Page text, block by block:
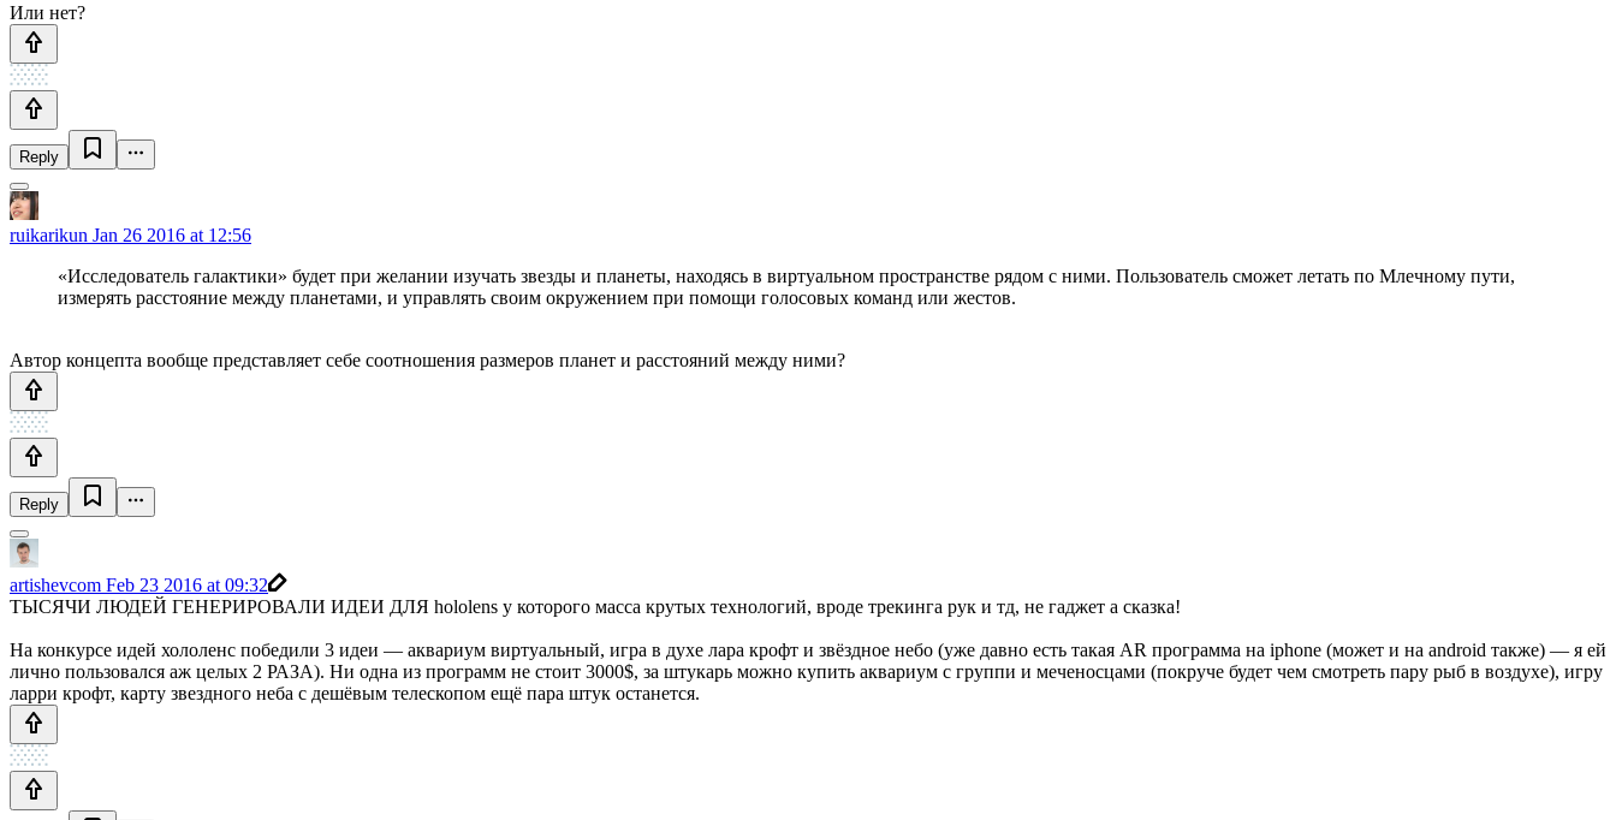
Или нет?
Reply
ruikarikun Jan 26 2016 at 12:56
«Исследователь галактики» будет при желании изучать звезды и планеты, находясь в виртуальном пространстве рядом с ними. Пользователь сможет летать по Млечному пути,
измерять расстояние между планетами, и управлять своим окружением при помощи голосовых команд или жестов.
Автор концепта вообще представляет себе соотношения размеров планет и расстояний между ними?
Reply
artishevcom Feb 23 2016 at 09:32
ТЫСЯЧИ ЛЮДЕЙ ГЕНЕРИРОВАЛИ ИДЕИ ДЛЯ hololens у которого масса крутых технологий, вроде трекинга рук и тд, не гаджет а сказка!
На конкурсе идей хололенс победили 3 идеи — аквариум виртуальный, игра в духе лара крофт и звёздное небо (уже давно есть такая AR программа на iphone (может и на android также) — я ей
лично пользовался аж целых 2 РАЗА). Ни одна из программ не стоит 3000$, за штукарь можно купить аквариум с группи и меченосцами (покруче будет чем смотреть пару рыб в воздухе), игру
ларри крофт, карту звездного неба с дешёвым телескопом ещё пара штук останется.